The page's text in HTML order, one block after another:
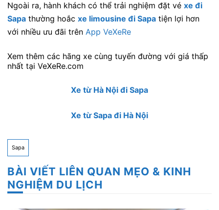
Ngoài ra, hành khách có thể trải nghiệm đặt vé xe đi
Sapa thường hoắc xe limousine đi Sapa tiện lợi hơn
với nhiều ưu đãi trên App VeXeRe
Xem thêm các hãng xe cùng tuyến đường với giá thấp
nhất tại VeXeRe.com
Xe từ Hà Nội đi Sapa
Xe từ Sapa đi Hà Nội
Sapa
BÀI VIẾT LIÊN QUAN MẸO & KINH
NGHIỆM DU LỊCH